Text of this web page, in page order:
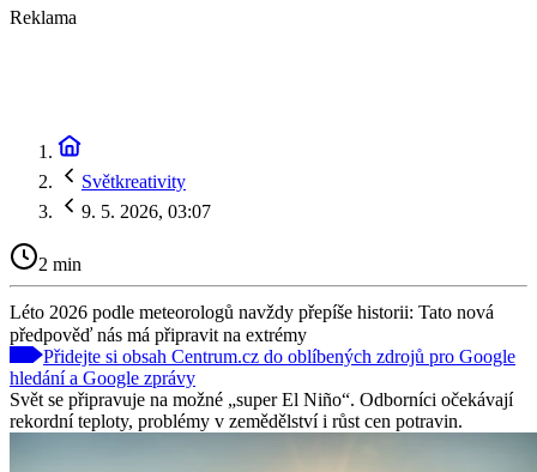
Reklama
Světkreativity
9. 5. 2026, 03:07
2 min
Léto 2026 podle meteorologů navždy přepíše historii: Tato nová
předpověď nás má připravit na extrémy
Přidejte si obsah Centrum.cz do oblíbených zdrojů pro Google
hledání a Google zprávy
Svět se připravuje na možné „super El Niño“. Odborníci očekávají
rekordní teploty, problémy v zemědělství i růst cen potravin.